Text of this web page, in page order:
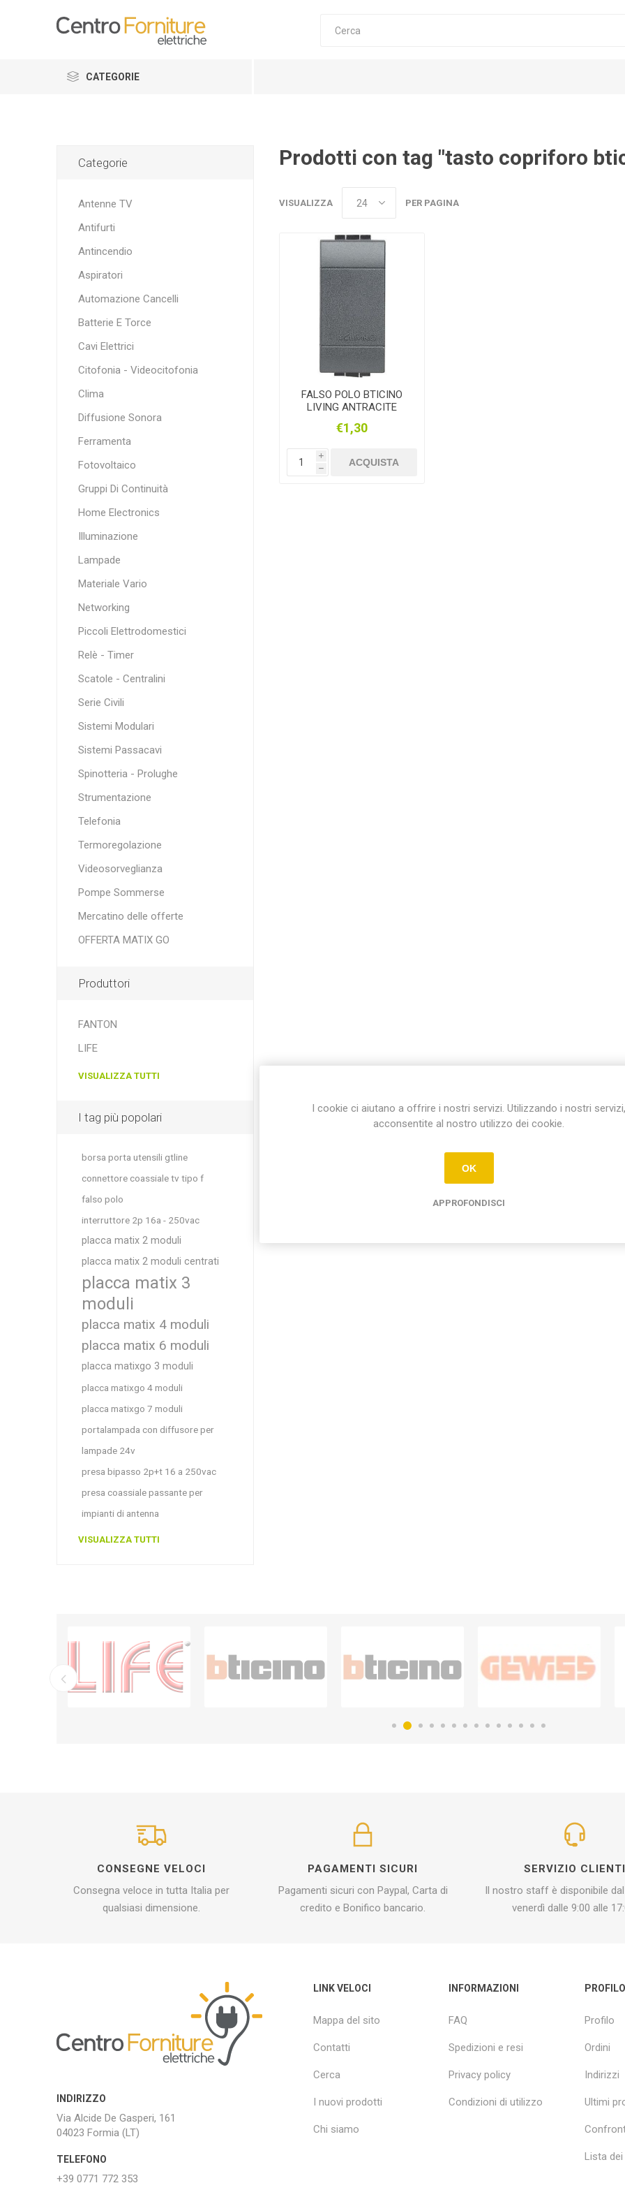
CATEGORIE
Prodotti con tag "tasto copriforo
VISUALIZZA PER PAGINA
FALSO POLO BTICINO
LIVING ANTRACITE
€1,30
i
h
ACQUISTA
Categorie
Antenne TV
Antifurti
Antincendio
Aspiratori
Automazione Cancelli
Batterie E Torce
Cavi Elettrici
Citofonia - Videocitofonia
Clima
Diffusione Sonora
Ferramenta
Fotovoltaico
Gruppi Di Continuità
Home Electronics
Illuminazione
Lampade
Materiale Vario
Networking
Piccoli Elettrodomestici
Relè - Timer
Scatole - Centralini
Serie Civili
Sistemi Modulari
Sistemi Passacavi
Spinotteria - Prolughe
Strumentazione
Telefonia
Termoregolazione
Videosorveglianza
Pompe Sommerse
Mercatino delle offerte
OFFERTA MATIX GO
Produttori
FANTON
LIFE
VISUALIZZA TUTTI
I tag più popolari
borsa porta utensili gtline
connettore coassiale tv tipo f
falso polo
interruttore 2p 16a - 250vac
placca matix 2 moduli
placca matix 2 moduli centrati
placca matix 3
moduli
placca matix 4 moduli
placca matix 6 moduli
placca matixgo 3 moduli
placca matixgo 4 moduli
placca matixgo 7 moduli
portalampada con diffusore per
lampade 24v
presa bipasso 2p+t 16 a 250vac
presa coassiale passante per
impianti di antenna
VISUALIZZA TUTTI
CONSEGNE VELOCI
Consegna veloce in tutta Italia per
qualsiasi dimensione.
PAGAMENTI SICURI
Pagamenti sicuri con Paypal, Carta di
credito e Bonifico bancario.
SERVIZIO CLIENTI
Il nostro staff è disponibile
venerdì dalle 9:00 alle
INDIRIZZO
Via Alcide De Gasperi, 161
04023 Formia (LT)
TELEFONO
+39 0771 772 353
LINK VELOCI
Mappa del sito
Contatti
Cerca
I nuovi prodotti
Chi siamo
INFORMAZIONI
FAQ
Spedizioni e resi
Privacy policy
Condizioni di utilizzo
PROFILO
Profilo
Ordini
Indirizzi
Ultimi
Lista
I cookie ci aiutano a offrire i nostri servizi. Utilizzando i nostri servizi,
acconsentite al nostro utilizzo dei cookie.
OK
APPROFONDISCI